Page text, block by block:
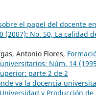
el papel del docente
No. 50, La calidad
Antonio Flores,
Núm. 14
parte 2 de 2
va la docencia
y Producción